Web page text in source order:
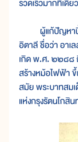
รวดเร็วมากทีเดียว
ผู้แก้ปัญหานี้ไ
อิตาลี ชื่อว่า อาเ
เกิด พ.ศ. ๒๒๘๘
สร้างหม้อไฟฟ้า
สมัย พระบาทสม
แห่งกรุงรัตนโกสิน